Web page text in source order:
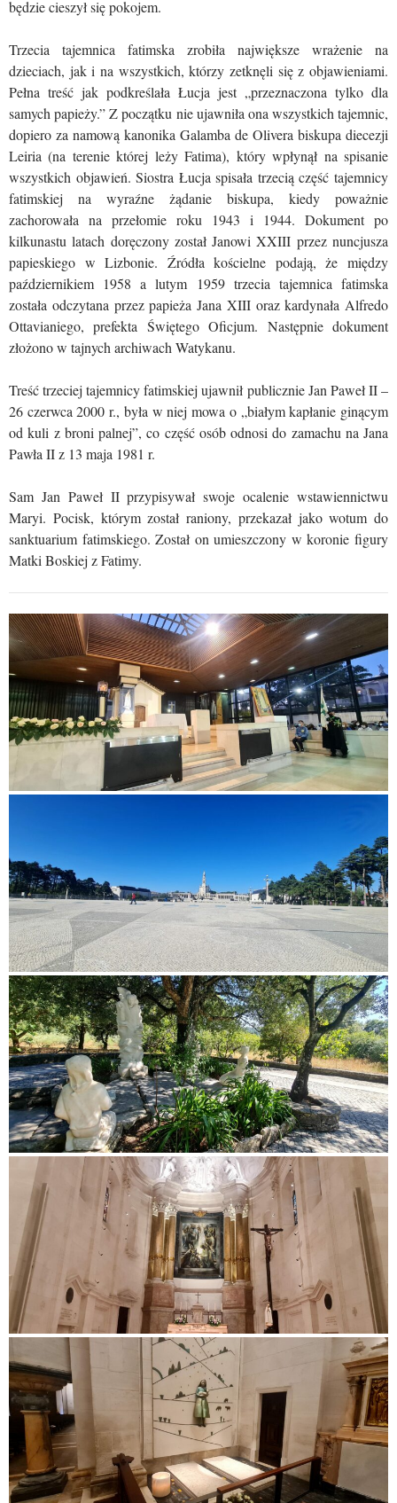
będzie cieszył się pokojem.
Trzecia tajemnica fatimska zrobiła największe wrażenie na
dzieciach, jak i na wszystkich, którzy zetknęli się z objawieniami.
Pełna treść jak podkreślała Łucja jest „przeznaczona tylko dla
samych papieży.” Z początku nie ujawniła ona wszystkich tajemnic,
dopiero za namową kanonika Galamba de Olivera biskupa diecezji
Leiria (na terenie której leży Fatima), który wpłynął na spisanie
wszystkich objawień. Siostra Łucja spisała trzecią część tajemnicy
fatimskiej na wyraźne żądanie biskupa, kiedy poważnie
zachorowała na przełomie roku 1943 i 1944. Dokument po
kilkunastu latach doręczony został Janowi XXIII przez nuncjusza
papieskiego w Lizbonie. Źródła kościelne podają, że między
październikiem 1958 a lutym 1959 trzecia tajemnica fatimska
została odczytana przez papieża Jana XIII oraz kardynała Alfredo
Ottavianiego, prefekta Świętego Oficjum. Następnie dokument
złożono w tajnych archiwach Watykanu.
Treść trzeciej tajemnicy fatimskiej ujawnił publicznie Jan Paweł II –
26 czerwca 2000 r., była w niej mowa o „białym kapłanie ginącym
od kuli z broni palnej”, co część osób odnosi do zamachu na Jana
Pawła II z 13 maja 1981 r.
Sam Jan Paweł II przypisywał swoje ocalenie wstawiennictwu
Maryi. Pocisk, którym został raniony, przekazał jako wotum do
sanktuarium fatimskiego. Został on umieszczony w koronie figury
Matki Boskiej z Fatimy.